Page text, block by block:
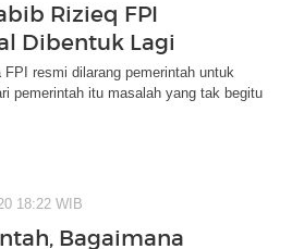
Rizieq FPI
Dibentuk Lagi
resmi dilarang pemerintah untuk
pemerintah itu masalah yang tak begitu
18:22 WIB
Bagaimana